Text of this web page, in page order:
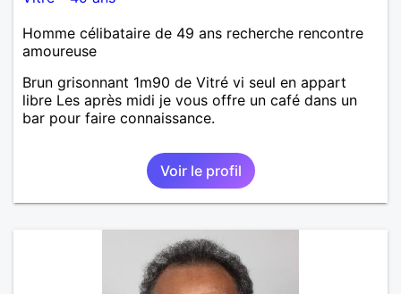
Homme célibataire de 49 ans recherche rencontre
amoureuse
Brun grisonnant 1m90 de Vitré vi seul en appart
libre Les après midi je vous offre un café dans un
bar pour faire connaissance.
Voir le profil